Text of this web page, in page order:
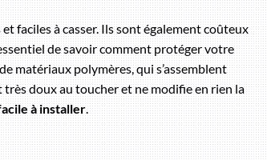
faciles à casser. Ils sont également coûteux
de savoir comment protéger votre
matériaux polymères, qui s’assemblent
doux au toucher et ne modifie en rien la
à installer.